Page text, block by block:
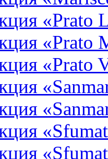
«Prato
«Prato
«Prato